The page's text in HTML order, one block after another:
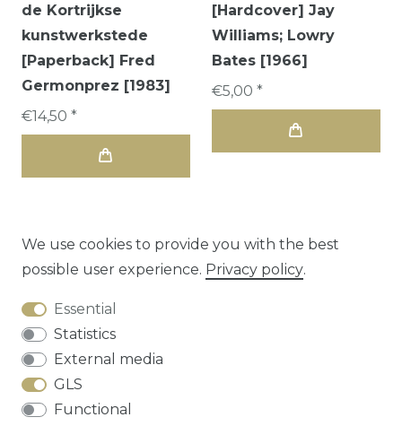
de Kortrijkse
kunstwerkstede
[Paperback] Fred
Germonprez [1983]
€14,50 *
[Hardcover] Jay
Williams; Lowry
Bates [1966]
€5,00 *
1 2 3
We use cookies to provide you with the best
possible user experience. Privacy policy.
Essential
Statistics
External media
GLS
Functional